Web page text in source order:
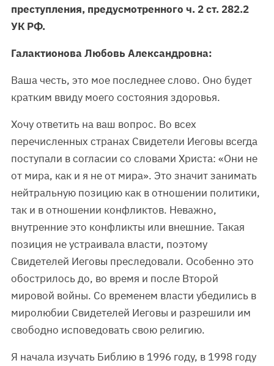
преступления, предусмотренного ч. 2 ст. 282.2
УК РФ.
Галактионова Любовь Александровна:
Ваша честь, это мое последнее слово. Оно будет
кратким ввиду моего состояния здоровья.
Хочу ответить на ваш вопрос. Во всех
перечисленных странах Свидетели Иеговы всегда
поступали в согласии со словами Христа: «Они не
от мира, как и я не от мира». Это значит занимать
нейтральную позицию как в отношении политики,
так и в отношении конфликтов. Неважно,
внутренние это конфликты или внешние. Такая
позиция не устраивала власти, поэтому
Свидетелей Иеговы преследовали. Особенно это
обострилось до, во время и после Второй
мировой войны. Со временем власти убедились в
миролюбии Свидетелей Иеговы и разрешили им
свободно исповедовать свою религию.
Я начала изучать Библию в 1996 году, в 1998 году